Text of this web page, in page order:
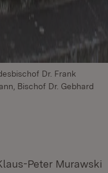
Dr. Frank
Bischof Dr. Gebhard
Peter Murawski